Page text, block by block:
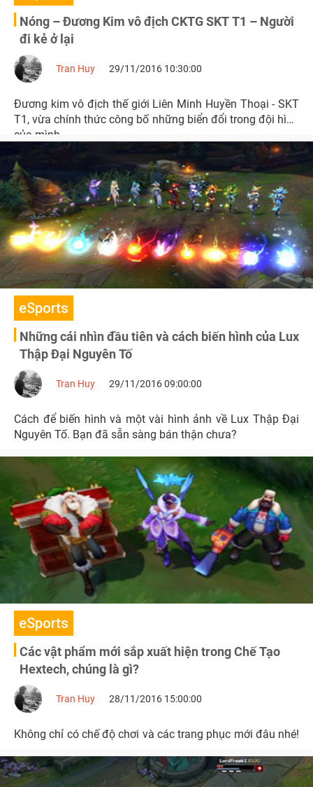
Nóng – Đương Kim vô địch CKTG SKT T1 – Người
đi kẻ ở lại
Tran Huy 29/11/2016 10:30:00
Đương kim vô địch thế giới Liên Minh Huyền Thoại - SKT
T1, vừa chính thức công bố những biển đổi trong đội hình
của mình.
eSports
Những cái nhìn đầu tiên và cách biến hình của Lux
Thập Đại Nguyên Tố
Tran Huy 29/11/2016 09:00:00
Cách để biến hình và một vài hình ảnh về Lux Thập Đại
Nguyên Tố. Bạn đã sẵn sàng bán thận chưa?
eSports
Các vật phẩm mới sắp xuất hiện trong Chế Tạo
Hextech, chúng là gì?
Tran Huy 28/11/2016 15:00:00
Không chỉ có chế độ chơi và các trang phục mới đâu nhé!